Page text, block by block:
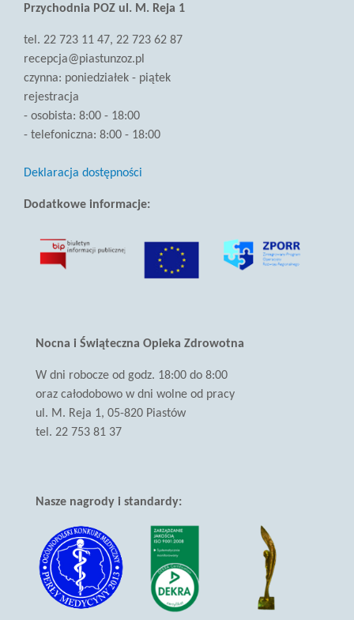
Przychodnia POZ ul. M. Reja 1
tel. 22 723 11 47, 22 723 62 87
recepcja@piastunzoz.pl
czynna: poniedziałek - piątek
rejestracja
- osobista: 8:00 - 18:00
- telefoniczna: 8:00 - 18:00
Deklaracja dostępności
Dodatkowe informacje:
otwiera
Nocna i Świąteczna Opieka Zdrowotna
W dni robocze od godz. 18:00 do 8:00
oraz całodobowo w dni wolne od pracy
ul. M. Reja 1, 05-820 Piastów
tel. 22 753 81 37
Nasze nagrody i standardy: